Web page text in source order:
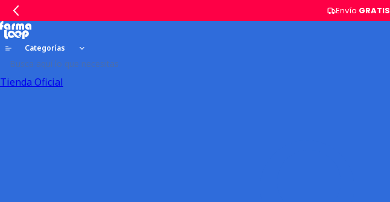
Envío GRATIS
Categorías
Tienda Oficial